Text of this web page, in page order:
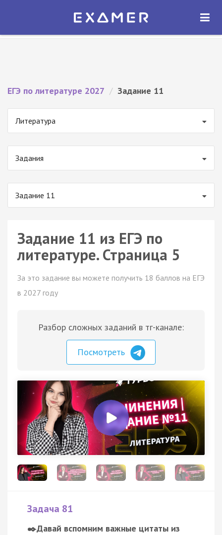
Экзамер — ЕГЭ 2027
ОТКРЫТЬ
ЕГЭ по литературе 2027 / Задание 11
Литература
Задания
Задание 11
Задание 11 из ЕГЭ по
литературе. Страница 5
За это задание вы можете получить 18 баллов на ЕГЭ
в 2027 году
Разбор сложных заданий в тг-канале:
Посмотреть
Задача 81
✒️Давай вспомним важные цитаты из